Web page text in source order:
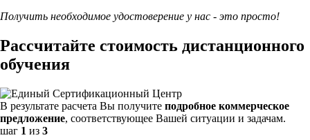
Получить необходимое удостоверение у нас - это просто!
Рассчитайте стоимость дистанционного
обучения
В результате расчета Вы получите подробное коммерческое
предложение, соответствующее Вашей ситуации и задачам.
шаг 1 из 3